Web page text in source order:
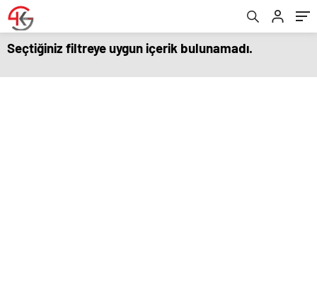
Seçtiğiniz filtreye uygun içerik bulunamadı.